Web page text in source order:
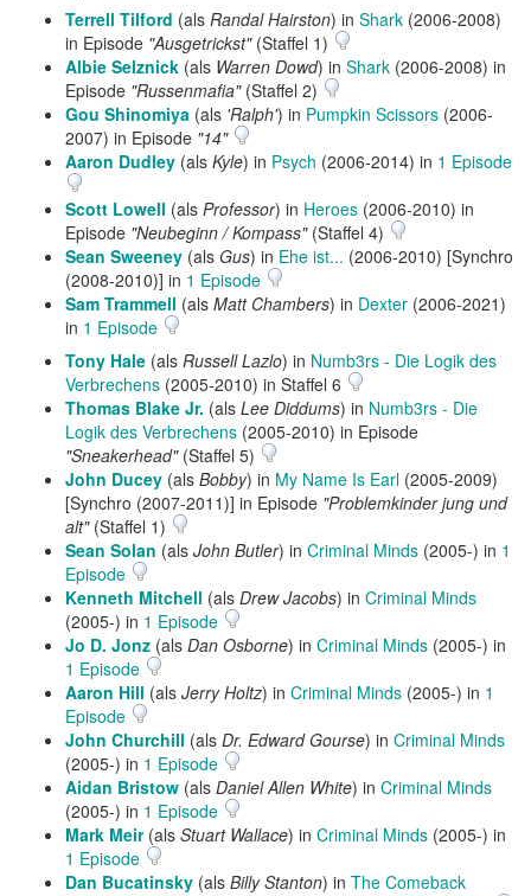
Terrell Tilford (als Randal Hairston) in Shark (2006-2008)
in Episode "Ausgetrickst"(Staffel 1)
Albie Selznick (als Warren Dowd) in Shark (2006-2008) in
Episode "Russenmafia"(Staffel 2)
Gou Shinomiya (als 'Ralph') in Pumpkin Scissors (2006-
2007) in Episode "14"
Aaron Dudley (als Kyle) in Psych (2006-2014) in 1 Episode
Scott Lowell (als Professor) in Heroes (2006-2010) in
Episode "Neubeginn / Kompass"(Staffel 4)
Sean Sweeney (als Gus) in Ehe ist... (2006-2010) [Synchro
(2008-2010)] in 1 Episode
Sam Trammell (als Matt Chambers) in Dexter (2006-2021)
in 1 Episode
Tony Hale (als Russell Lazlo) in Numb3rs - Die Logik des
Verbrechens (2005-2010) in Staffel 6
Thomas Blake Jr. (als Lee Diddums) in Numb3rs - Die
Logik des Verbrechens (2005-2010) in Episode
"Sneakerhead"(Staffel 5)
John Ducey (als Bobby) in My Name Is Earl (2005-2009)
[Synchro (2007-2011)] in Episode "Problemkinder jung und
alt"(Staffel 1)
Sean Solan (als John Butler) in Criminal Minds (2005-) in 1
Episode
Kenneth Mitchell (als Drew Jacobs) in Criminal Minds
(2005-) in 1 Episode
Jo D. Jonz (als Dan Osborne) in Criminal Minds (2005-) in
1 Episode
Aaron Hill (als Jerry Holtz) in Criminal Minds (2005-) in 1
Episode
John Churchill (als Dr. Edward Gourse) in Criminal Minds
(2005-) in 1 Episode
Aidan Bristow (als Daniel Allen White) in Criminal Minds
(2005-) in 1 Episode
Mark Meir(als Stuart Wallace) in Criminal Minds (2005-) in
1 Episode
Dan Bucatinsky (als Billy Stanton) in The Comeback